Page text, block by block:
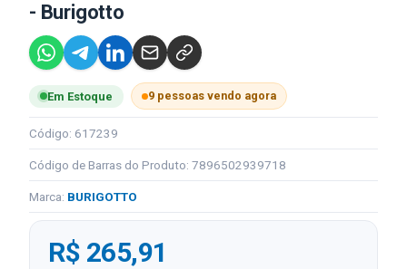
- Burigotto
Em Estoque 9 pessoas vendo agora
Código: 617239
Código de Barras do Produto: 7896502939718
Marca: BURIGOTTO
R$ 265,91